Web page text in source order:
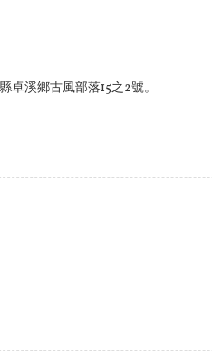
溪鄉古風部落15之2號。